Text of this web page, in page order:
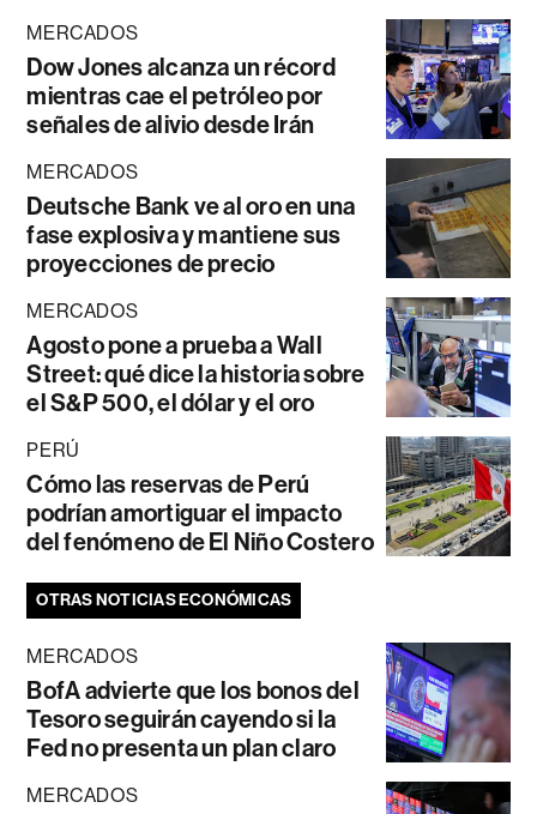
MERCADOS
Dow Jones alcanza un récord
mientras cae el petróleo por
señales de alivio desde Irán
MERCADOS
Deutsche Bank ve al oro en una
fase explosiva y mantiene sus
proyecciones de precio
MERCADOS
Agosto pone a prueba a Wall
Street: qué dice la historia sobre
el S&P 500, el dólar y el oro
PERÚ
Cómo las reservas de Perú
podrían amortiguar el impacto
del fenómeno de El Niño Costero
OTRAS NOTICIAS ECONÓMICAS
MERCADOS
BofA advierte que los bonos del
Tesoro seguirán cayendo si la
Fed no presenta un plan claro
MERCADOS